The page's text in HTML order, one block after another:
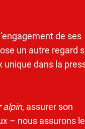
de ses
un autre regard
unique dans la
alpin, assurer son
– nous assurons